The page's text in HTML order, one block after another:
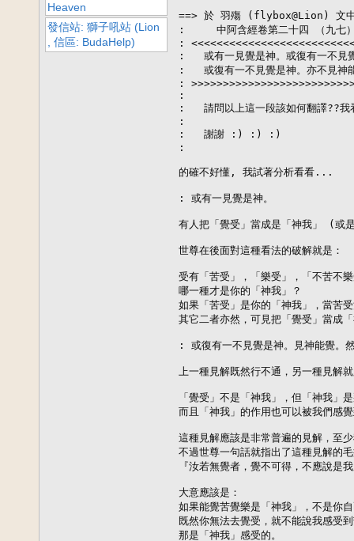
Heaven
發信站: 獅子吼站 (Lion
, 信區: BudaHelp)
==> 於 羽殤 (flybox@Lion) 文
:     中阿含經卷第二十四 （九七）
:
:   或有一見覺是神。或復有一不見
:   或復有一不見覺是神。亦不見神
:
:
:   請問以上這一段該如何翻譯??
:
:   謝謝 :) :) :)
:
的確不好懂, 我試著分析看看...
: 或有一見覺是神。
有人把「覺受」當成是「神我」 (
世尊在後面對這種看法的破解就是：
受有「苦受」，「樂受」，「不苦不
哪一種才是你的「神我」？
如果「苦受」是你的「神我」，當苦
其它二者亦然，可見把「覺受」當成
: 或復有一不見覺是神。見神能覺。
上一種見解既然行不通，另一種見解
「覺受」不是「神我」，但「神我」
而且「神我」的作用也可以被我們感
這種見解應該是非常普遍的見解，至
不過世尊一句話就指出了這種見解的
『汝若無覺者，覺不可得，不應說是
大意應該是：
如果能覺苦覺樂是「神我」，不是你
既然你無法去覺受，就不能說我感受
那是「神我」感受的。